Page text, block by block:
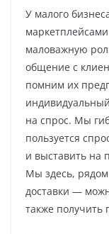
У малого
маловажную
общение с
помним их
на спрос. Мы
пользуется
и выставить на
Мы здесь,
доставки —
также получить